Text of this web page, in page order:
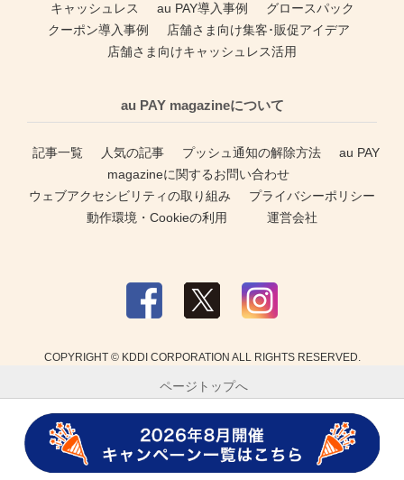
キャッシュレス
au PAY導入事例
グロースパック
クーポン導入事例
店舗さま向け集客･販促アイデア
店舗さま向けキャッシュレス活用
au PAY magazineについて
記事一覧 人気の記事 プッシュ通知の解除方法
au PAY
magazineに関するお問い合わせ
ウェブアクセシビリティの取り組み
プライバシーポリシー
動作環境・Cookieの利用
運営会社
COPYRIGHT © KDDI CORPORATION ALL RIGHTS RESERVED.
ページトップへ